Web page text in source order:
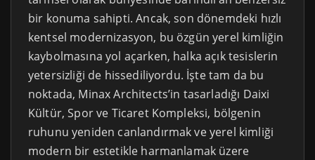
bir konuma sahipti. Ancak, son dönemdeki hızlı
kentsel modernizasyon, bu özgün yerel kimliğin
kaybolmasına yol açarken, halka açık tesislerin
yetersizliği de hissediliyordu. İşte tam da bu
noktada, Minax Architects’in tasarladığı Daixi
Kültür, Spor ve Ticaret Kompleksi, bölgenin
ruhunu yeniden canlandırmak ve yerel kimliği
modern bir estetikle harmanlamak üzere